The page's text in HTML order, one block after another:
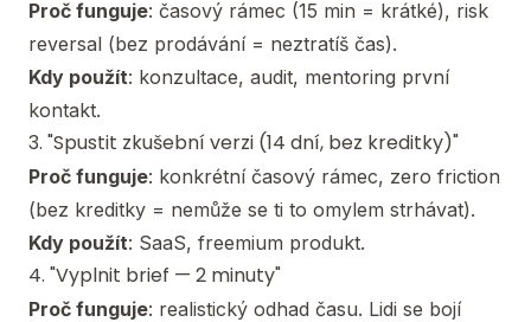
Proč funguje: časový rámec (15 min = krátké), risk
reversal (bez prodávání = neztratíš čas).
Kdy použít: konzultace, audit, mentoring první
kontakt.
3. "Spustit zkušební verzi (14 dní, bez kreditky)"
Proč funguje: konkrétní časový rámec, zero friction
(bez kreditky = nemůže se ti to omylem strhávat).
Kdy použít: SaaS, freemium produkt.
4. "Vyplnit brief — 2 minuty"
Proč funguje: realistický odhad času. Lidi se bojí